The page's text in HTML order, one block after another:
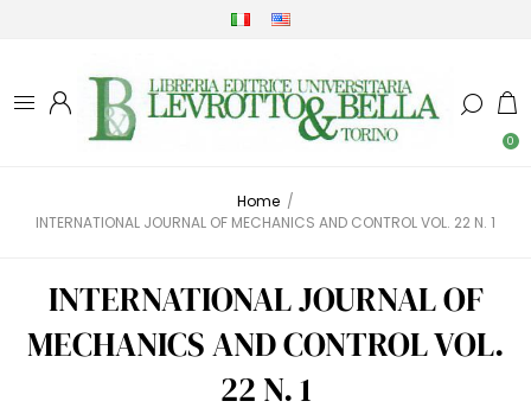
0
Home /
INTERNATIONAL JOURNAL OF MECHANICS AND CONTROL VOL. 22 N. 1
INTERNATIONAL JOURNAL OF
MECHANICS AND CONTROL VOL.
22 N. 1